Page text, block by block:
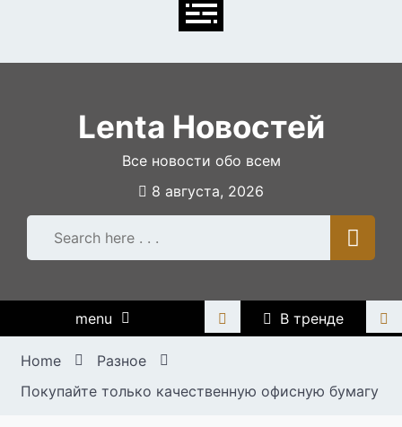
Lenta Новостей
Все новости обо всем
8 августа, 2026
menu В тренде
Home
Разное
Покупайте только качественную офисную бумагу